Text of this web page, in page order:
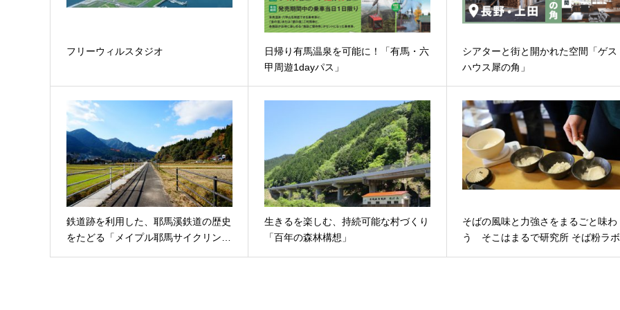
フリーウィルスタジオ
日帰り有馬温泉を可能に！「有馬・六
甲周遊1dayパス」
シアターと街と開かれた空間「ゲス
ハウス犀の角」
鉄道跡を利用した、耶馬溪鉄道の歴史
をたどる「メイプル耶馬サイクリン…
生きるを楽しむ、持続可能な村づくり
「百年の森林構想」
そばの風味と力強さをまるごと味わ
う そこはまるで研究所 そば粉ラボ